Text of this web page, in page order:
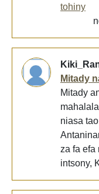
tohiny
Mitady
Mitady
niasa
za fa efa
intsony,